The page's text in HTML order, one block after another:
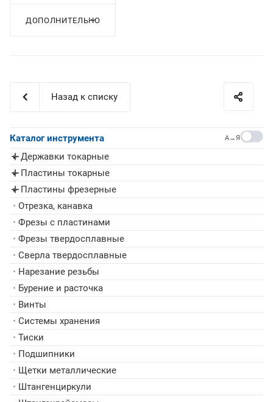
ДОПОЛНИТЕЛЬНО
Назад к списку
Каталог инструмента A→Я
▸ Державки токарные
▸ Пластины токарные
▸ Пластины фрезерные
• Отрезка, канавка
• Фрезы с пластинами
• Фрезы твердосплавные
• Сверла твердосплавные
• Нарезание резьбы
• Бурение и расточка
• Винты
• Системы хранения
• Тиски
• Подшипники
• Щетки металлические
• Штангенциркули